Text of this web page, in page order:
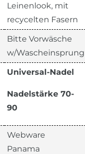
Leinenlook, mit
recycelten Fasern
Bitte Vorwäsche
w/Wascheinsprung
Universal-Nadel
Nadelstärke 70-
90
Webware
Panama